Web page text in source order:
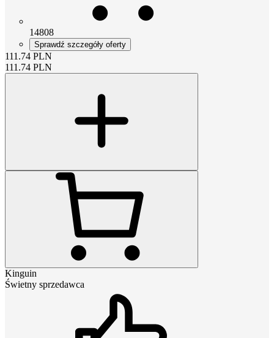
14808
Sprawdź szczegóły oferty
111.74 PLN
111.74 PLN
Kinguin
Świetny sprzedawca